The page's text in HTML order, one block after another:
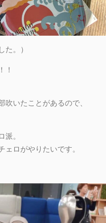
た。）
！
いたことがあるので、
派。
ェロがやりたいです。